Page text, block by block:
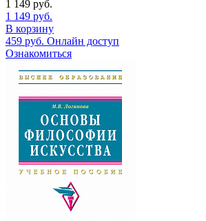
1 149 руб.
1 149 руб.
В корзину
459 руб. Онлайн доступ
Ознакомиться